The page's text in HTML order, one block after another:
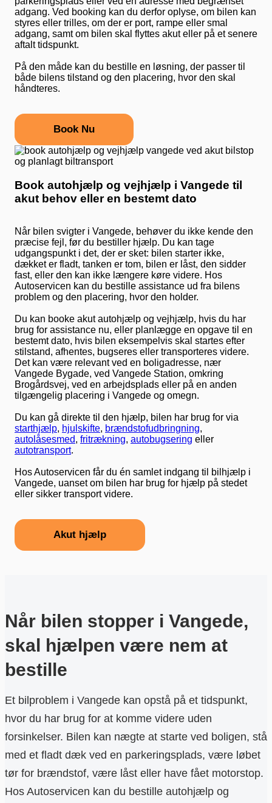
adgang. Ved booking kan du derfor oplyse, om bilen kan
styres eller trilles, om der er port, rampe eller smal
adgang, samt om bilen skal flyttes akut eller på et senere
aftalt tidspunkt.
På den måde kan du bestille en løsning, der passer til
både bilens tilstand og den placering, hvor den skal
håndteres.
Book Nu
Book autohjælp og vejhjælp i Vangede til
akut behov eller en bestemt dato
Når bilen svigter i Vangede, behøver du ikke kende den
præcise fejl, før du bestiller hjælp. Du kan tage
udgangspunkt i det, der er sket: bilen starter ikke,
dækket er fladt, tanken er tom, bilen er låst, den sidder
fast, eller den kan ikke længere køre videre. Hos
Autoservicen kan du bestille assistance ud fra bilens
problem og den placering, hvor den holder.
Du kan booke akut autohjælp og vejhjælp, hvis du har
brug for assistance nu, eller planlægge en opgave til en
bestemt dato, hvis bilen eksempelvis skal startes efter
stilstand, afhentes, bugseres eller transporteres videre.
Det kan være relevant ved en boligadresse, nær
Vangede Bygade, ved Vangede Station, omkring
Brogårdsvej, ved en arbejdsplads eller på en anden
tilgængelig placering i Vangede og omegn.
Du kan gå direkte til den hjælp, bilen har brug for via
starthjælp, hjulskifte, brændstofudbringning,
autolåsesmed, fritrækning, autobugsering eller
autotransport.
Hos Autoservicen får du én samlet indgang til bilhjælp i
Vangede, uanset om bilen har brug for hjælp på stedet
eller sikker transport videre.
Akut hjælp
Når bilen stopper i Vangede,
skal hjælpen være nem at
bestille
Et bilproblem i Vangede kan opstå på et tidspunkt,
hvor du har brug for at komme videre uden
forsinkelser. Bilen kan nægte at starte ved boligen, stå
med et fladt dæk ved en parkeringsplads, være løbet
tør for brændstof, være låst eller have fået motorstop.
Hos Autoservicen kan du bestille autohjælp og